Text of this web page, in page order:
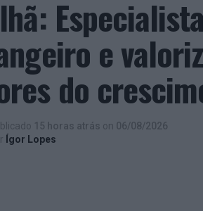
e
do
15 horas atrás on 06/08/2026
Ígor Lopes